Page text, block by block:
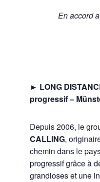
En accord
► LONG
progressif –
Depuis 2006, le
CALLING,
chemin dans le
progressif grâce à
grandioses et une